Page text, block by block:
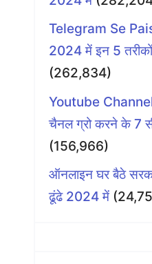
Telegram Se
2024 में इन 5
(262,834)
Youtube
चैनल ग्रो करने के 7
(156,966)
ऑनलाइन घर बैठे
ढूंढे 2024 में